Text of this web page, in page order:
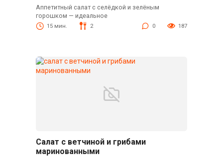
Аппетитный салат с селёдкой и зелёным
горошком — идеальное
15 мин. 2 0 187
Салат с ветчиной и грибами
маринованными